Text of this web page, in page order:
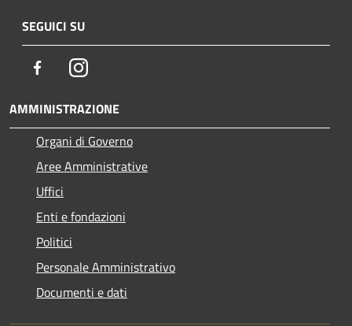
SEGUICI SU
FacebookInstagram
AMMINISTRAZIONE
Organi di Governo
Aree Amministrative
Uffici
Enti e fondazioni
Politici
Personale Amministrativo
Documenti e dati